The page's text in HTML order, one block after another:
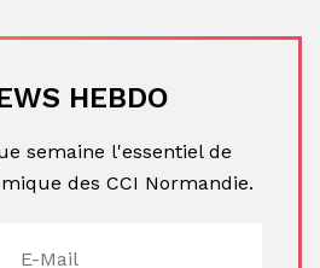
HEBDO
semaine l'essentiel de
des CCI Normandie.